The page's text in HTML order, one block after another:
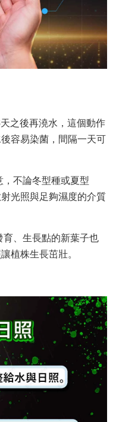
之後再澆水，這個動作
容易染菌，間隔一天可
不論冬型種或夏型
光照與足夠濕度的介質
、生長點的新葉子也
植株生長茁壯。